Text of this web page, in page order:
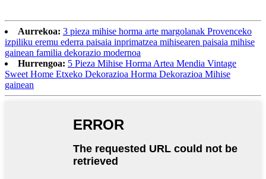
Aurrekoa: 3 pieza mihise horma arte margolanak Provenceko
izpiliku eremu ederra paisaia inprimatzea mihisearen paisaia mihise
gainean familia dekorazio modernoa
Hurrengoa: 5 Pieza Mihise Horma Artea Mendia Vintage
Sweet Home Etxeko Dekorazioa Horma Dekorazioa Mihise
gainean